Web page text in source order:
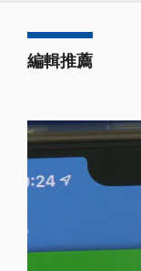
編輯推薦